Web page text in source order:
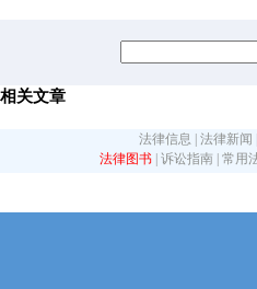
相关文章
法律信息 法律新闻
法律图书 诉讼指南 常用